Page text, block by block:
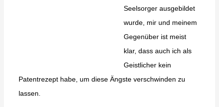
Seelsorger ausgebildet
wurde, mir und meinem
Gegenüber ist meist
klar, dass auch ich als
Geistlicher kein
Patentrezept habe, um diese Ängste verschwinden zu
lassen.